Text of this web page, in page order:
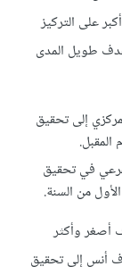
على التركيز
هدف طويل المدى
إلى تحقيق
في تحقيق
أصغر وأكثر
أنس إلى تحقيق